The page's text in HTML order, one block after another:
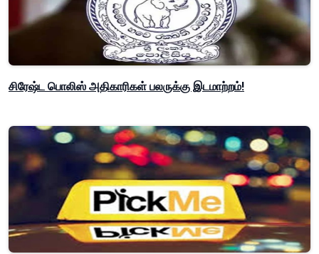
சிரேஷ்ட பொலிஸ் அதிகாரிகள் பலருக்கு இடமாற்றம்!